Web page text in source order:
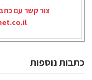
צור קשר עם
כתבות נוספות